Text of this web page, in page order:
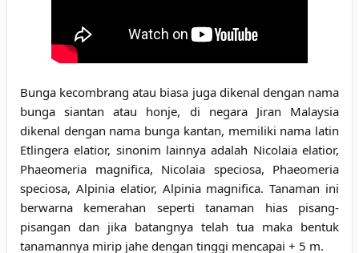
Bunga kecombrang atau biasa juga dikenal dengan nama
bunga siantan atau honje, di negara Jiran Malaysia
dikenal dengan nama bunga kantan, memiliki nama latin
Etlingera elatior, sinonim lainnya adalah Nicolaia elatior,
Phaeomeria magnifica, Nicolaia speciosa, Phaeomeria
speciosa, Alpinia elatior, Alpinia magnifica. Tanaman ini
berwarna kemerahan seperti tanaman hias pisang-
pisangan dan jika batangnya telah tua maka bentuk
tanamannya mirip jahe dengan tinggi mencapai + 5 m.